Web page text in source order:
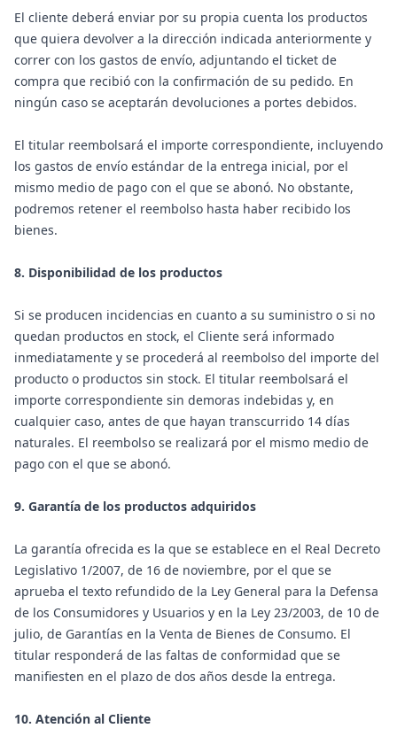
El cliente deberá enviar por su propia cuenta los productos
que quiera devolver a la dirección indicada anteriormente y
correr con los gastos de envío, adjuntando el ticket de
compra que recibió con la confirmación de su pedido. En
ningún caso se aceptarán devoluciones a portes debidos.
El titular reembolsará el importe correspondiente, incluyendo
los gastos de envío estándar de la entrega inicial, por el
mismo medio de pago con el que se abonó. No obstante,
podremos retener el reembolso hasta haber recibido los
bienes.
8. Disponibilidad de los productos
Si se producen incidencias en cuanto a su suministro o si no
quedan productos en stock, el Cliente será informado
inmediatamente y se procederá al reembolso del importe del
producto o productos sin stock. El titular reembolsará el
importe correspondiente sin demoras indebidas y, en
cualquier caso, antes de que hayan transcurrido 14 días
naturales. El reembolso se realizará por el mismo medio de
pago con el que se abonó.
9. Garantía de los productos adquiridos
La garantía ofrecida es la que se establece en el Real Decreto
Legislativo 1/2007, de 16 de noviembre, por el que se
aprueba el texto refundido de la Ley General para la Defensa
de los Consumidores y Usuarios y en la Ley 23/2003, de 10 de
julio, de Garantías en la Venta de Bienes de Consumo. El
titular responderá de las faltas de conformidad que se
manifiesten en el plazo de dos años desde la entrega.
10. Atención al Cliente